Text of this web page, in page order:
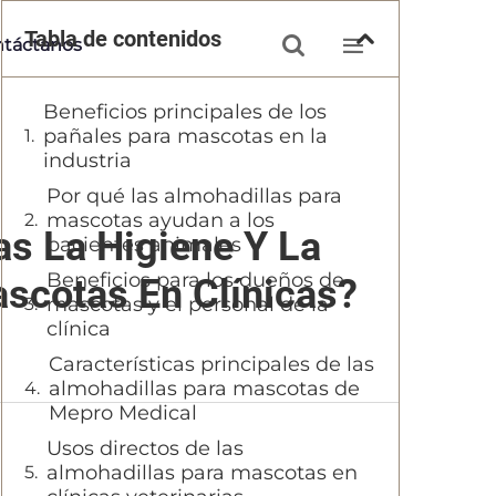
 
La Higiene Y La
En Clínicas?
Tabla de contenidos
Beneficios principales de los
pañales para mascotas en la
industria
Por qué las almohadillas para
mascotas ayudan a los
pacientes animales
Beneficios para los dueños de
mascotas y el personal de la
clínica
Características principales de las
almohadillas para mascotas de
Mepro Medical
Usos directos de las
almohadillas para mascotas en